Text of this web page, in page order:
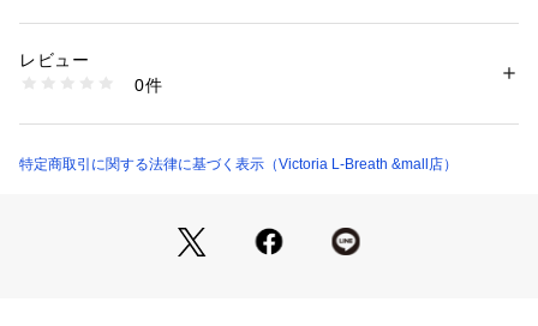
【実寸サイズ】
●Sサイズ詳細:【着丈】77cm 【身幅】64cm 【裄丈】88.5cm
●LLサイズ詳細:【着丈】83cm 【身幅】70cm 【裄丈】96cm
●表地に環境配慮素材のシンパテックス3レイヤーを使用。 丁
寧に洗浄された650FPリサイクルダウンを封入。 フルシーム
商品番号：
10844821901 （ショップ）
レビュー
0件
特定商取引に関する法律に基づく表示（Victoria L-Breath &mall店）